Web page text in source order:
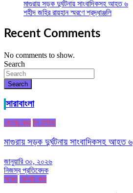
মাগুরায় সড়ক দুর্ঘটনায় সাংবাদিকসহ আহত ৬
শহীদ জহির রায়হান স্মরণে শ্রদ্ধাঞ্জলি
Recent Comments
No comments to show.
Search
Search
সারাবাংলা
জেলার খবর টপ নিউজ
মাগুরায় সড়ক দুর্ঘটনায় সাংবাদিকসহ আহত ৬
জানুয়ারি ৩০, ২০২৬
নিজস্ব প্রতিবেদক
আরও জেলার খবর